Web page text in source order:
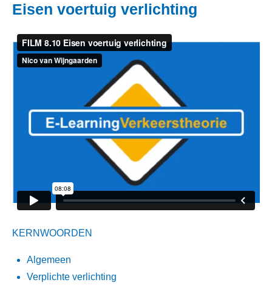
Eisen voertuig verlichting
KERNWOORDEN
Algemeen
Verplichte verlichting